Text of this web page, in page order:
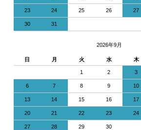
23 24 25 26 27
30 31
2026年9月
日 月 火 水 木
1 2 3
6 7 8 9 10
13 14 15 16 17
20 21 22 23 24
27 28 29 30